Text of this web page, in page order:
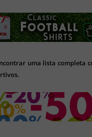
uma lista completa